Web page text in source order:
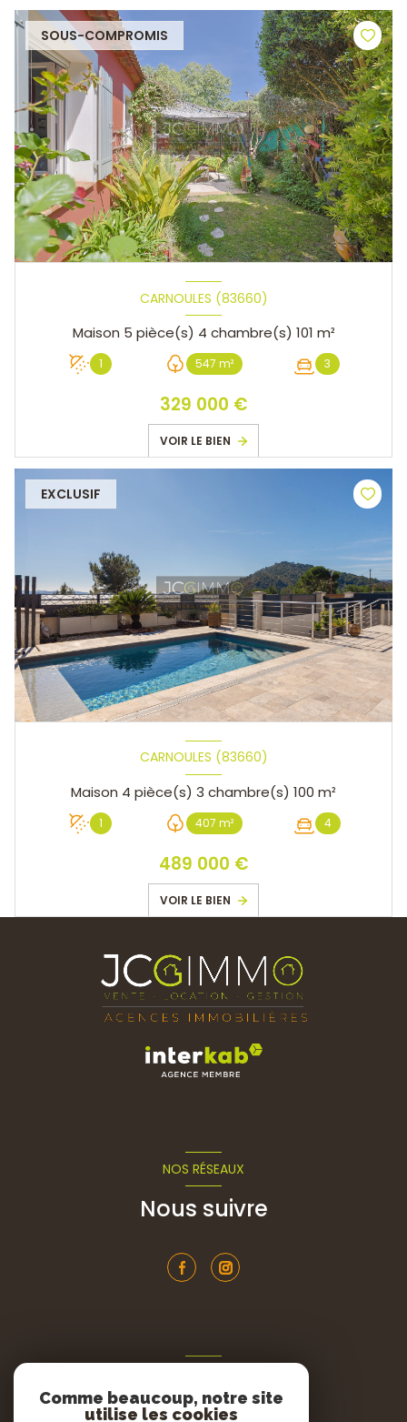
SOUS-COMPROMIS
CARNOULES (83660)
Maison 5 pièce(s) 4 chambre(s) 101 m²
1 547 m² 3
329 000 €
VOIR LE BIEN
EXCLUSIF
CARNOULES (83660)
Maison 4 pièce(s) 3 chambre(s) 100 m²
1 407 m² 4
489 000 €
VOIR LE BIEN
NOS RÉSEAUX
Nous suivre
Nous adhérons
Comme beaucoup, notre site
utilise les cookies